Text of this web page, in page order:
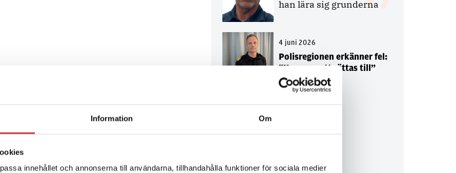
Information Om
innehållet och annonserna till användarna, tillhandahålla funktioner för sociala medier
han lära sig grunderna
4 juni 2026
Polisregionen erkänner fel:
”Kommer att rättas till”
Debatt
9 juli 2026